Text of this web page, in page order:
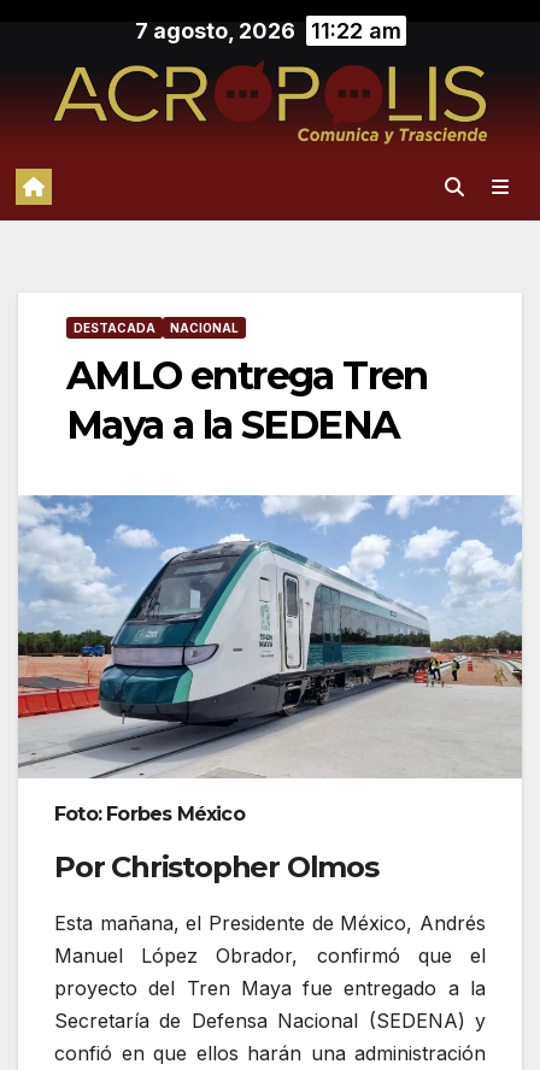
contenido
7 agosto, 2026 11:22 am
DESTACADA NACIONAL
AMLO entrega Tren
Maya a la SEDENA
Foto: Forbes México
Por Christopher Olmos
Esta mañana, el Presidente de México, Andrés
Manuel López Obrador, confirmó que el
proyecto del Tren Maya fue entregado a la
Secretaría de Defensa Nacional (SEDENA) y
confió en que ellos harán una administración